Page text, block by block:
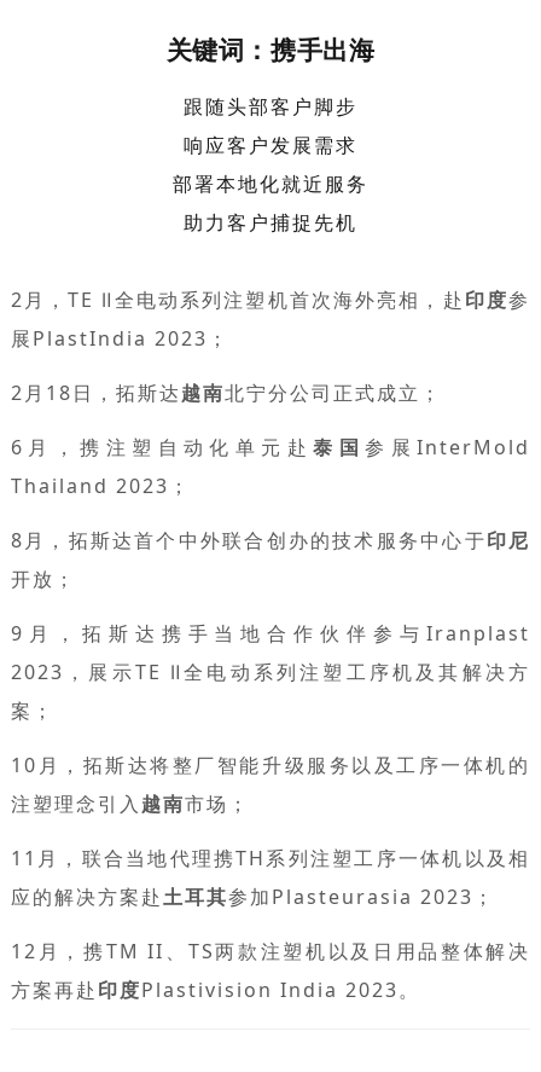
关键词：携手出海
跟随头部客户脚步
响应客户发展需求
部署本地化就近服务
助力客户捕捉先机
2月，TE Ⅱ全电动系列注塑机首次海外亮相，赴 印度参
展PlastIndia 2023；
2月18日，拓斯达越南北宁分公司正式成立；
6月，携注塑自动化单元赴泰国参展InterMold
Thailand 2023；
8月，拓斯达首个中外联合创办的技术服务中心于印尼
开放；
9月，拓斯达携手当地合作伙伴参与Iranplast
2023，展示TE Ⅱ全电动系列注塑工序机及其解决方
案；
10月，拓斯达将整厂智能升级服务以及工序一体机的
注塑理念引入 越南市场；
11月，联合当地代理携TH系列注塑工序一体机以及相
应的解决方案赴土耳其参加Plasteurasia 2023；
12月，携TM II、TS两款注塑机以及日用品整体解决
方案再赴 印度Plastivision India 2023。